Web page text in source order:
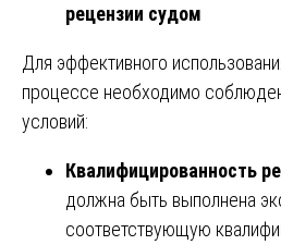
рецензии судом
Для эффективного
процессе необходимо
условий:
Квалифицированность
должна быть выполнена
соответствующую